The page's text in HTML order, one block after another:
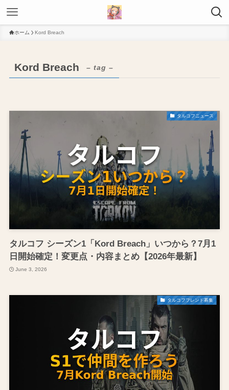
ホーム Kord Breach
Kord Breach – tag –
タルコフニュース
タルコフ シーズン1「Kord Breach」いつから？7月1
日開始確定！変更点・内容まとめ【2026年最新】
June 3, 2026
タルコフフレンド募集